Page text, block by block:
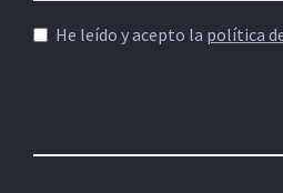
He leído y acepto la política